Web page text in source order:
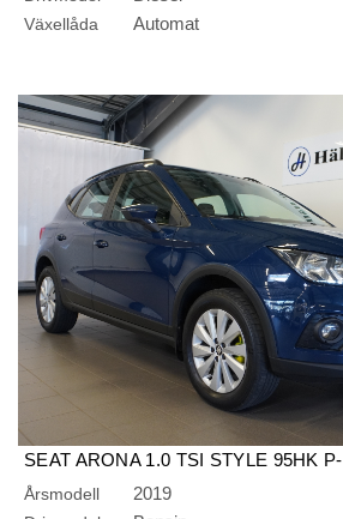
Växellåda Automat
SEAT ARONA 1.0 TSI STYLE 95HK P-
SENSORER/BLUETOOTH
Årsmodell 2019